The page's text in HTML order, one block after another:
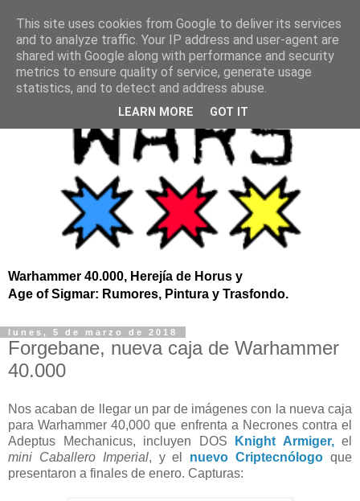
Warhammer 40.000, Herejía de Horus y
Age of Sigmar: Rumores, Pintura y Trasfondo.
lunes, 5 de marzo de 2018
Forgebane, nueva caja de Warhammer
40.000
Nos acaban de llegar un par de imágenes con la nueva caja
para Warhammer 40,000 que enfrenta a Necrones contra el
Adeptus Mechanicus, incluyen DOS
Knight Armiger,el
mini Caballero Imperial, y el nuevo Criptecnólogo que
presentaron a finales de enero. Capturas:
This site uses cookies from Google to deliver its services
and to analyze traffic. Your IP address and user-agent are
shared with Google along with performance and security
metrics to ensure quality of service, generate usage
statistics, and to detect and address abuse.
LEARN MORE GOT IT